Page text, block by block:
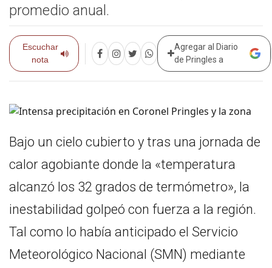
promedio anual.
Escuchar
nota
Agregar al Diario
de Pringles a
Bajo un cielo cubierto y tras una jornada de
calor agobiante donde la «temperatura
alcanzó los 32 grados de termómetro», la
inestabilidad golpeó con fuerza a la región.
Tal como lo había anticipado el Servicio
Meteorológico Nacional (SMN) mediante